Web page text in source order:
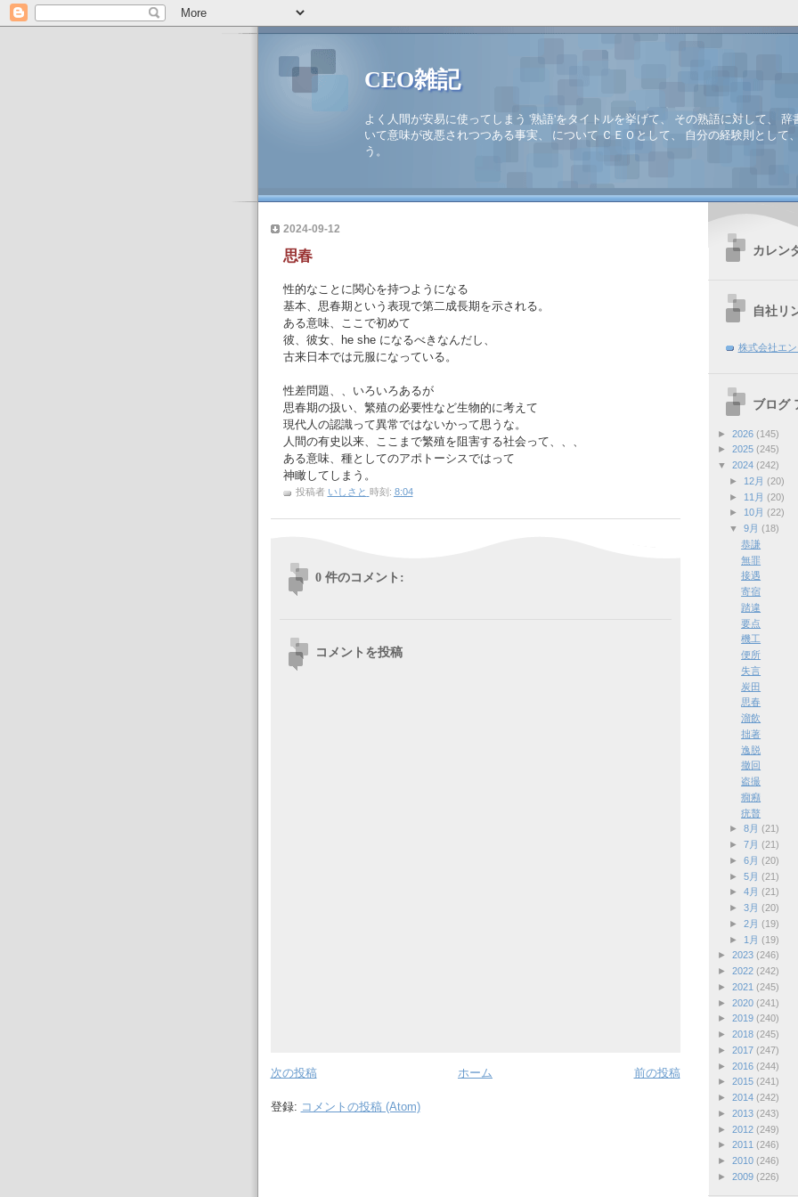
CEO雑記
よく人間が安易に使ってしまう '熟語'をタイトルを挙げて、 その熟語に対して、 辞
いて意味が改悪されつつある事実、 について ＣＥＯとして、 自分の経験則として
う。
2024-09-12
思春
性的なことに関心を持つようになる
基本、思春期という表現で第二成長期を示される。
ある意味、ここで初めて
彼、彼女、he she になるべきなんだし、
古来日本では元服になっている。
性差問題、、いろいろあるが
思春期の扱い、繁殖の必要性など生物的に考えて
現代人の認識って異常ではないかって思うな。
人間の有史以来、ここまで繁殖を阻害する社会って、、、
ある意味、種としてのアポトーシスではって
神瞰してしまう。
投稿者 いしさと 時刻: 8:04
0 件のコメント:
コメントを投稿
次の投稿 前の投稿
ホーム
登録: コメントの投稿 (Atom)
カレン
自社リ
株式会社エン
ブログ
► 2026 (145)
► 2025 (245)
▼ 2024 (242)
►
12月 (20)
►
11月 (20)
►
10月 (22)
▼ 9月 (18)
恭謙
無罪
接遇
寄宿
踏違
要点
機工
便所
失言
炭田
思春
溜飲
拙著
逸脱
撤回
盗撮
癇癪
疣贅
► 8月 (21)
► 7月 (21)
► 6月 (20)
► 5月 (21)
► 4月 (21)
► 3月 (20)
► 2月 (19)
►
1月 (19)
► 2023 (246)
► 2022 (242)
► 2021 (245)
► 2020 (241)
► 2019 (240)
► 2018 (245)
► 2017 (247)
► 2016 (244)
► 2015 (241)
► 2014 (242)
► 2013 (243)
► 2012 (249)
► 2011 (246)
► 2010 (246)
► 2009 (226)